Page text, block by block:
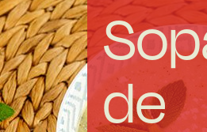
Sostenibles
Somos Cooperativa
Cocinandode